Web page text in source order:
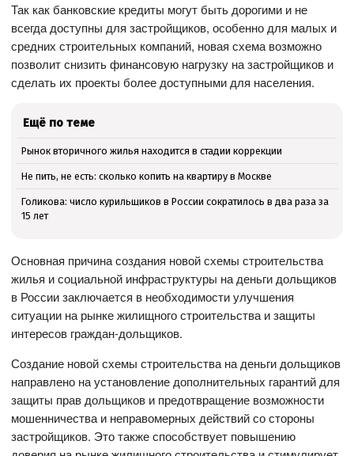
Так как банковские кредиты могут быть дорогими и не
всегда доступны для застройщиков, особенно для малых и
средних строительных компаний, новая схема возможно
позволит снизить финансовую нагрузку на застройщиков и
сделать их проекты более доступными для населения.
Ещё по теме
Рынок вторичного жилья находится в стадии коррекции
Не пить, не есть: сколько копить на квартиру в Москве
Голикова: число курильщиков в России сократилось в два раза за
15 лет
Основная причина создания новой схемы строительства
жилья и социальной инфраструктуры на деньги дольщиков
в России заключается в необходимости улучшения
ситуации на рынке жилищного строительства и защиты
интересов граждан-дольщиков.
Создание новой схемы строительства на деньги дольщиков
направлено на установление дополнительных гарантий для
защиты прав дольщиков и предотвращение возможности
мошенничества и неправомерных действий со стороны
застройщиков. Это также способствует повышению